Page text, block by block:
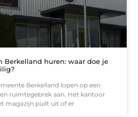
Berkelland huren: waar doe je
Berkelland lopen op een
ruimtegebrek aan. Het kantoor
magazijn puilt uit of er